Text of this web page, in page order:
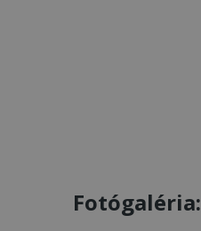
Fotógaléria: